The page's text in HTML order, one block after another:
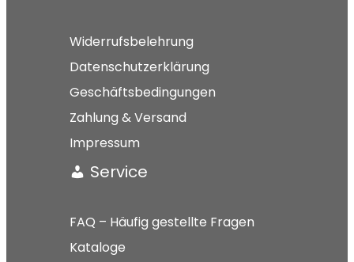
Widerrufsbelehrung
Datenschutzerklärung
Geschäftsbedingungen
Zahlung & Versand
Impressum
Service
FAQ – Häufig gestellte Fragen
Kataloge